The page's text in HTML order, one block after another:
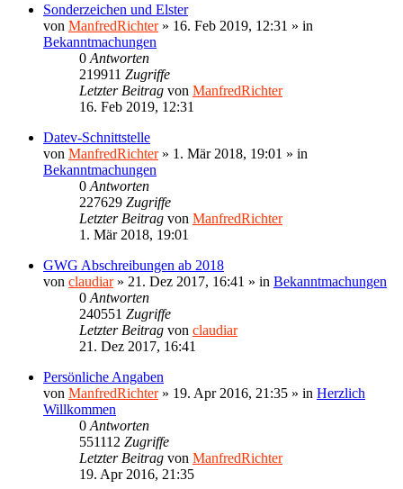
Sonderzeichen und Elster
von ManfredRichter» 16. Feb 2019, 12:31 » in
Bekanntmachungen
0 Antworten
219911 Zugriffe
Letzter Beitrag von ManfredRichter
16. Feb 2019, 12:31
Datev-Schnittstelle
von ManfredRichter» 1. Mär 2018, 19:01 » in
Bekanntmachungen
0 Antworten
227629 Zugriffe
Letzter Beitrag von ManfredRichter
1. Mär 2018, 19:01
GWG Abschreibungen ab 2018
von claudiar» 21. Dez 2017, 16:41 » in Bekanntmachungen
0 Antworten
240551 Zugriffe
Letzter Beitrag von claudiar
21. Dez 2017, 16:41
Persönliche Angaben
von ManfredRichter» 19. Apr 2016, 21:35 » in Herzlich
Willkommen
0 Antworten
551112 Zugriffe
Letzter Beitrag von ManfredRichter
19. Apr 2016, 21:35